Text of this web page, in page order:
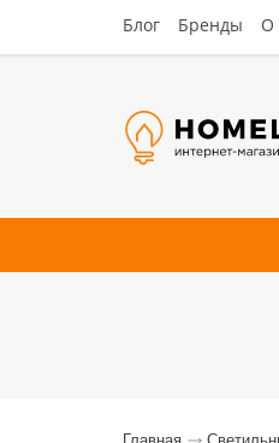
Блог Бренды О